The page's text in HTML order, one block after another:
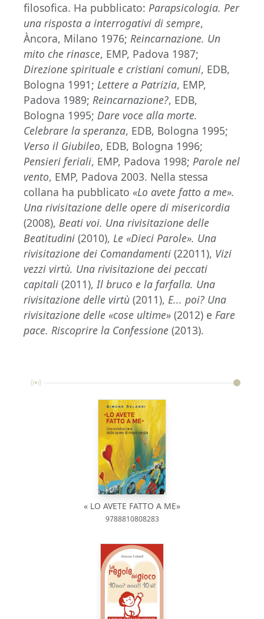
filosofica. Ha pubblicato: Parapsicologia. Per
una risposta a interrogativi di sempre,
Àncora, Milano 1976; Reincarnazione. Un
mito che rinasce, EMP, Padova 1987;
Direzione spirituale e cristiani comuni, EDB,
Bologna 1991; Lettere a Patrizia, EMP,
Padova 1989; Reincarnazione?, EDB,
Bologna 1995; Dare voce alla morte.
Celebrare la speranza, EDB, Bologna 1995;
Verso il Giubileo, EDB, Bologna 1996;
Pensieri feriali, EMP, Padova 1998; Parole nel
vento, EMP, Padova 2003. Nella stessa
collana ha pubblicato «Lo avete fatto a me».
Una rivisitazione delle opere di misericordia
(2008), Beati voi. Una rivisitazione delle
Beatitudini (2010), Le «Dieci Parole». Una
rivisitazione dei Comandamenti (22011), Vizi
vezzi virtù. Una rivisitazione dei peccati
capitali (2011),Il bruco e la farfalla. Una
rivisitazione delle virtù (2011), E... poi? Una
rivisitazione delle «cose ultime» (2012) e Fare
pace. Riscoprire la Confessione (2013).
« LO AVETE FATTO A ME»
9788810808283